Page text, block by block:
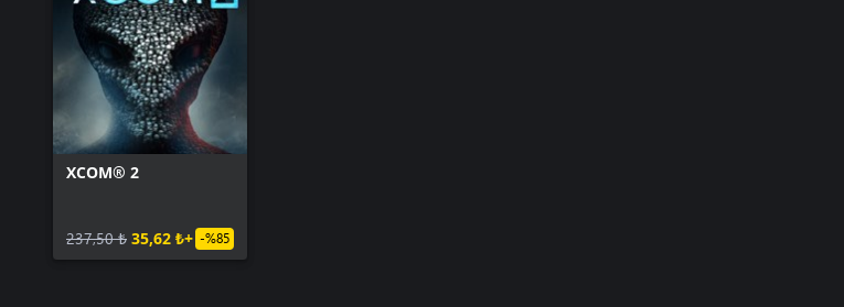
XCOM® 2
237,50 ₺ 35,62 ₺+ -%85